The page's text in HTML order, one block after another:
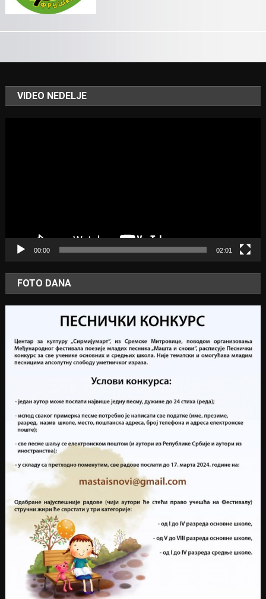
VIDEO NEDELJE
00:00 02:01
FOTO DANA